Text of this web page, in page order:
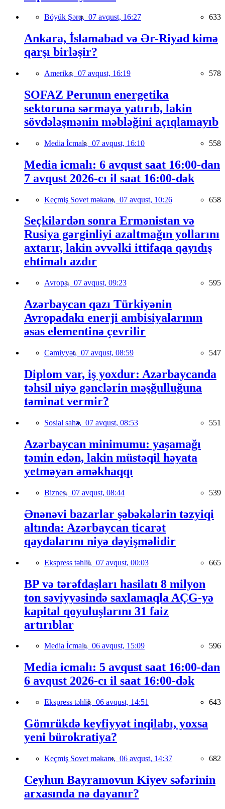
Böyük Şərq, 07 avqust, 16:27 633
Ankara, İslamabad və Ər-Riyad kimə
qarşı birləşir?
Amerika, 07 avqust, 16:19 578
SOFAZ Perunun energetika
sektoruna sərmayə yatırıb, lakin
sövdələşmənin məbləğini açıqlamayıb
Media İcmalı, 07 avqust, 16:10 558
Media icmalı: 6 avqust saat 16:00-dan
7 avqust 2026-cı il saat 16:00-dək
Keçmiş Sovet məkanı, 07 avqust, 10:26 658
Seçkilərdən sonra Ermənistan və
Rusiya gərginliyi azaltmağın yollarını
axtarır, lakin əvvəlki ittifaqa qayıdış
ehtimalı azdır
Avropa, 07 avqust, 09:23 595
Azərbaycan qazı Türkiyənin
Avropadakı enerji ambisiyalarının
əsas elementinə çevrilir
Cəmiyyət, 07 avqust, 08:59 547
Diplom var, iş yoxdur: Azərbaycanda
təhsil niyə gənclərin məşğulluğuna
təminat vermir?
Sosial sahə, 07 avqust, 08:53 551
Azərbaycan minimumu: yaşamağı
təmin edən, lakin müstəqil həyata
yetməyən əməkhaqqı
Biznes, 07 avqust, 08:44 539
Ənənəvi bazarlar şəbəkələrin təzyiqi
altında: Azərbaycan ticarət
qaydalarını niyə dəyişməlidir
Ekspress təhlil, 07 avqust, 00:03 665
BP və tərəfdaşları hasilatı 8 milyon
ton səviyyəsində saxlamaqla AÇG-yə
kapital qoyuluşlarını 31 faiz
artırıblar
Media İcmalı, 06 avqust, 15:09 596
Media icmalı: 5 avqust saat 16:00-dan
6 avqust 2026-cı il saat 16:00-dək
Ekspress təhlil, 06 avqust, 14:51 643
Gömrükdə keyfiyyət inqilabı, yoxsa
yeni bürokratiya?
Keçmiş Sovet məkanı, 06 avqust, 14:37 682
Ceyhun Bayramovun Kiyev səfərinin
arxasında nə dayanır?